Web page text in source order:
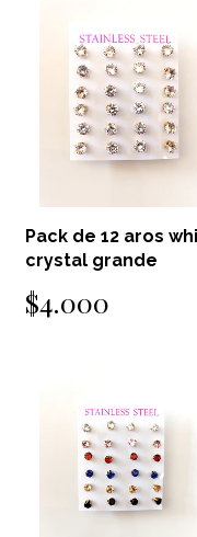
Pack de 12 aros
crystal grande
$4.000